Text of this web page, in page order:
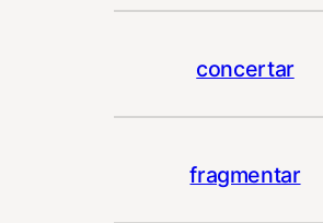
concertar
fragmentar